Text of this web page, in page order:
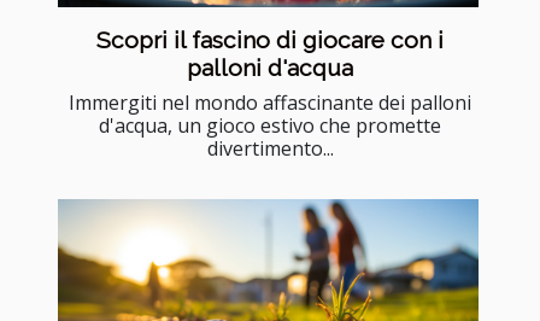
Scopri il fascino di giocare con i
palloni d'acqua
Immergiti nel mondo affascinante dei palloni
d'acqua, un gioco estivo che promette
divertimento...